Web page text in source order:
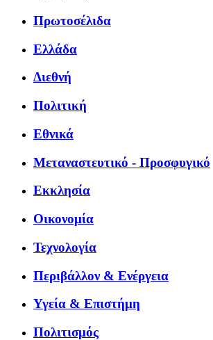
Πρωτοσέλιδα
Ελλάδα
Διεθνή
Πολιτική
Εθνικά
Μεταναστευτικό - Προσφυγικό
Εκκλησία
Οικονομία
Τεχνολογία
Περιβάλλον & Ενέργεια
Υγεία & Επιστήμη
Πολιτισμός